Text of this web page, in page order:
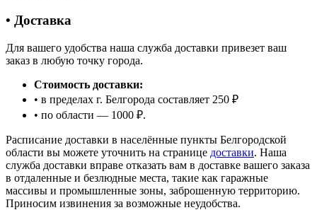
• Доставка
Для вашего удобства наша служба доставки привезет ваш
заказ в любую точку города.
Стоимость доставки:
• в пределах г. Белгорода составляет 250 ₽
• по области — 1000 ₽.
Расписание доставки в населённые пункты Белгородской
области вы можете уточнить на странице доставки. Наша
служба доставки вправе отказать вам в доставке вашего заказа
в отдаленные и безлюдные места, такие как гаражные
массивы и промышленные зоны, заброшенную территорию.
Приносим извинения за возможные неудобства.